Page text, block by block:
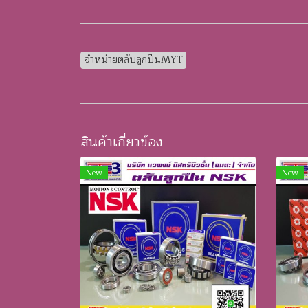
จำหน่ายตลับลูกปืนMYT
สินค้าเกี่ยวข้อง
New New